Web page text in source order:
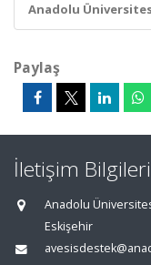
Anadolu
Paylaş
İletişim Bilgileri
Anadolu
Eskişehir